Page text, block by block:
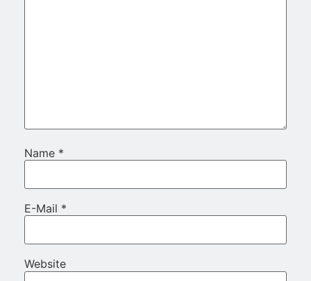
Name *
E-Mail *
Website